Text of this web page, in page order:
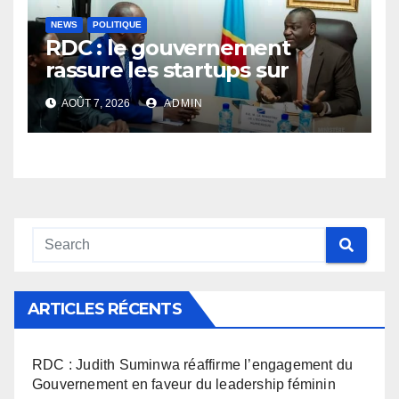
NEWS POLITIQUE
RDC : le gouvernement
rassure les startups sur
l’application des nouvelles
taxes dans le secteur du
numérique
AOÛT 7, 2026 ADMIN
ARTICLES RÉCENTS
RDC : Judith Suminwa réaffirme l’engagement du
Gouvernement en faveur du leadership féminin